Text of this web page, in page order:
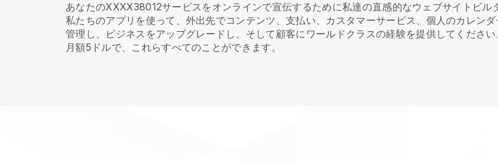
あなたのXXXX38012サービスをオンラインで宣伝するために私達の直感的なウェブサイトビル
私たちのアプリを使って、外出先でコンテンツ、支払い、カスタマーサービス、個人のカレンダ
管理し、ビジネスをアップグレードし、そして顧客にワールドクラスの経験を提供してください
月額5ドルで、これらすべてのことができます。